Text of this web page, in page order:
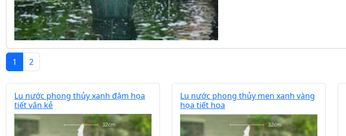
1 2
Lu nước phong thủy xanh đậm họa
tiết vân kẻ
Lu nước phong thủy men xanh vàng
họa tiết hoa